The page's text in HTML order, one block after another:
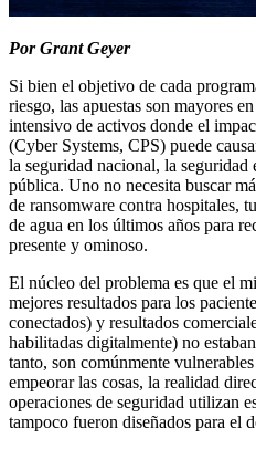
Por Grant Geyer
Si bien el objetivo de cada
riesgo, las apuestas son mayores
intensivo de activos donde el
(Cyber Systems, CPS) puede
la seguridad nacional, la seguridad
pública. Uno no necesita buscar
de ransomware contra hospitales,
de agua en los últimos años para
presente y ominoso.
El núcleo del problema es que el
mejores resultados para los
conectados) y resultados
habilitadas digitalmente) no
tanto, son comúnmente
empeorar las cosas, la realidad
operaciones de seguridad utilizan
tampoco fueron diseñados para el